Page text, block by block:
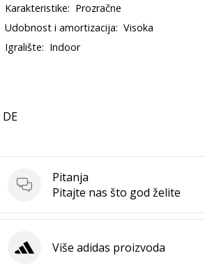
Karakteristike: Prozračne
Udobnost i amortizacija: Visoka
Igralište: Indoor
Pitanja
Pitanja
Pitajte nas što god želite
adidasViše adidas proizvoda